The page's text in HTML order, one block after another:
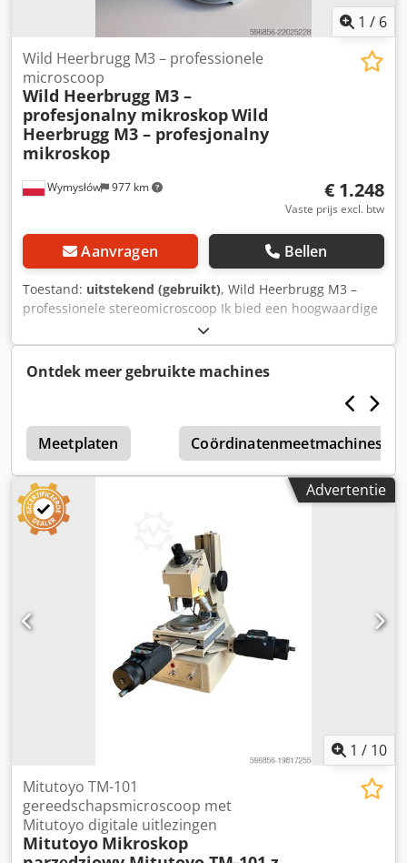
1 / 6
Wymysłów 977 km
Wild Heerbrugg M3 – professionele
microscoop
Wild Heerbrugg M3 –
profesjonalny mikroskopWild
Heerbrugg M3 – profesjonalny
mikroskop
€ 1.248
Vaste prijs excl. btw
Aanvragen Bellen
Toestand: uitstekend (gebruikt), Wild Heerbrugg M3 –
professionele stereomicroscoop Ik bied een hoogwaardige
stereomicroscoop aan van het gerenommeerde Zwitserse
merk Wild Heerbrugg. Het apparaat is geschikt voor
gebruik in laboratoria, kwaliteitscontrole, elektronica,
juwelierswerk, horlogemakerij en andere
Fabrikant: Wild Heerbrugg • Model: M3 • Productieland:
Zwitserland • Binoculaire kop • Scherpstelling instelbaar •
Stevige laboratoriumstandaard Chedpfjzagapjx Abwea •
Hoogwaardige optiek Staat: Gebruikt apparaat. In goede
visuele staat, met normale gebruikssporen. Wordt verkocht
in precies de samenstelling zoals getoond op de foto's.
Ontdek meer gebruikte machines
Meetplaten Coördinatenmeetmachines
Advertentie
1 / 10
Mitutoyo TM-101
gereedschapsmicroscoop met
Mitutoyo digitale uitlezingen
Mitutoyo Mikroskop